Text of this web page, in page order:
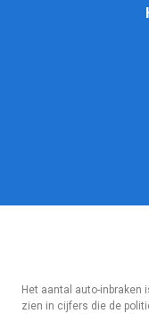
Het aantal auto-inbraken
zien in cijfers die de